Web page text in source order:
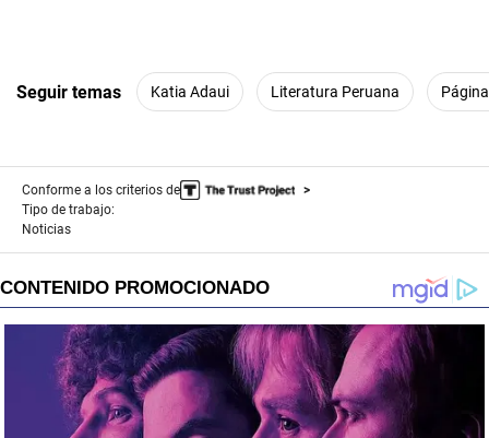
Seguir temas Katia Adaui Literatura Peruana
Conforme a los criterios de
Tipo de trabajo:
Noticias